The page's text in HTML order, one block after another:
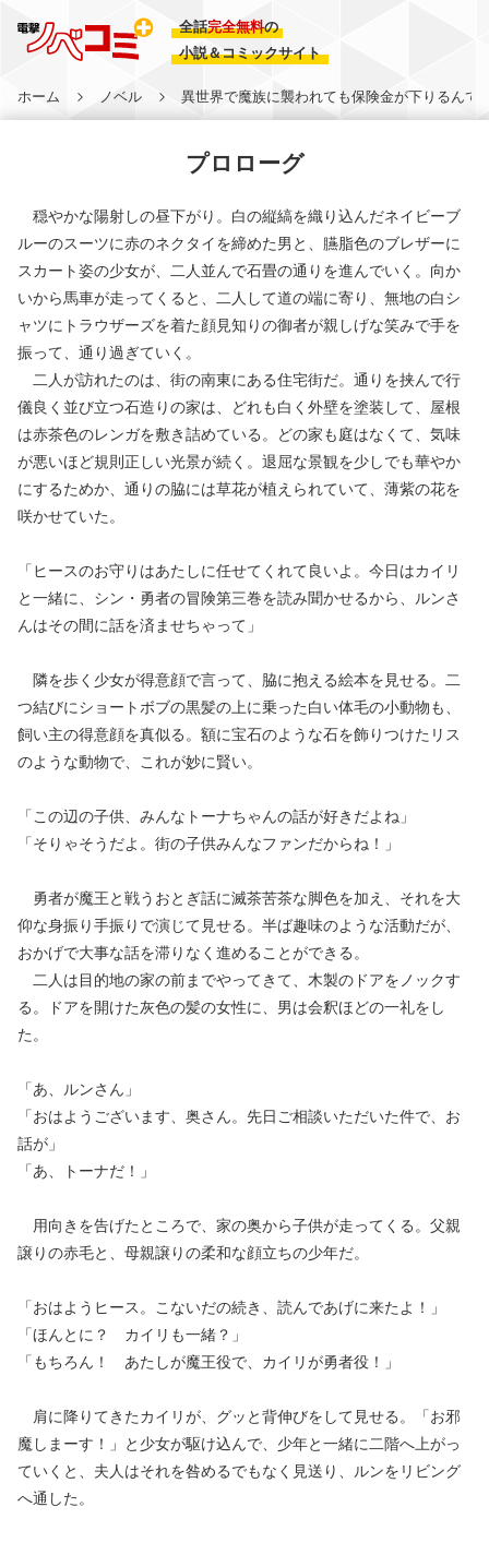
全話完全無料の
小説＆コミックサイト
ホーム ノベル 異世界で魔族に襲われても保険金が下りるんで
プロローグ
穏やかな陽射しの昼下がり。白の縦縞を織り込んだネイビーブ
ルーのスーツに赤のネクタイを締めた男と、臙脂色のブレザーに
スカート姿の少女が、二人並んで石畳の通りを進んでいく。向か
いから馬車が走ってくると、二人して道の端に寄り、無地の白シ
ャツにトラウザーズを着た顔見知りの御者が親しげな笑みで手を
振って、通り過ぎていく。
二人が訪れたのは、街の南東にある住宅街だ。通りを挟んで行
儀良く並び立つ石造りの家は、どれも白く外壁を塗装して、屋根
は赤茶色のレンガを敷き詰めている。どの家も庭はなくて、気味
が悪いほど規則正しい光景が続く。退屈な景観を少しでも華やか
にするためか、通りの脇には草花が植えられていて、薄紫の花を
咲かせていた。
「ヒースのお守りはあたしに任せてくれて良いよ。今日はカイリ
と一緒に、シン・勇者の冒険第三巻を読み聞かせるから、ルンさ
んはその間に話を済ませちゃって」
隣を歩く少女が得意顔で言って、脇に抱える絵本を見せる。二
つ結びにショートボブの黒髪の上に乗った白い体毛の小動物も、
飼い主の得意顔を真似る。額に宝石のような石を飾りつけたリス
のような動物で、これが妙に賢い。
「この辺の子供、みんなトーナちゃんの話が好きだよね」
「そりゃそうだよ。街の子供みんなファンだからね！」
勇者が魔王と戦うおとぎ話に滅茶苦茶な脚色を加え、それを大
仰な身振り手振りで演じて見せる。半ば趣味のような活動だが、
おかげで大事な話を滞りなく進めることができる。
二人は目的地の家の前までやってきて、木製のドアをノックす
る。ドアを開けた灰色の髪の女性に、男は会釈ほどの一礼をし
た。
「あ、ルンさん」
「おはようございます、奥さん。先日ご相談いただいた件で、お
話が」
「あ、トーナだ！」
用向きを告げたところで、家の奥から子供が走ってくる。父親
譲りの赤毛と、母親譲りの柔和な顔立ちの少年だ。
「おはようヒース。こないだの続き、読んであげに来たよ！」
「ほんとに？ カイリも一緒？」
「もちろん！ あたしが魔王役で、カイリが勇者役！」
肩に降りてきたカイリが、グッと背伸びをして見せる。「お邪
魔しまーす！」と少女が駆け込んで、少年と一緒に二階へ上がっ
ていくと、夫人はそれを咎めるでもなく見送り、ルンをリビング
へ通した。